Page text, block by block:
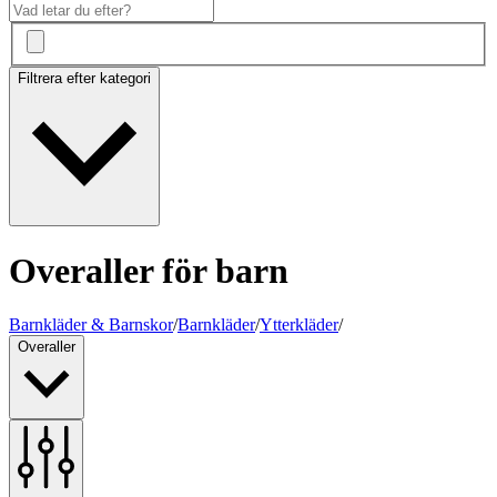
Filtrera efter kategori
Overaller för barn
Barnkläder & Barnskor/Barnkläder/Ytterkläder/
Overaller